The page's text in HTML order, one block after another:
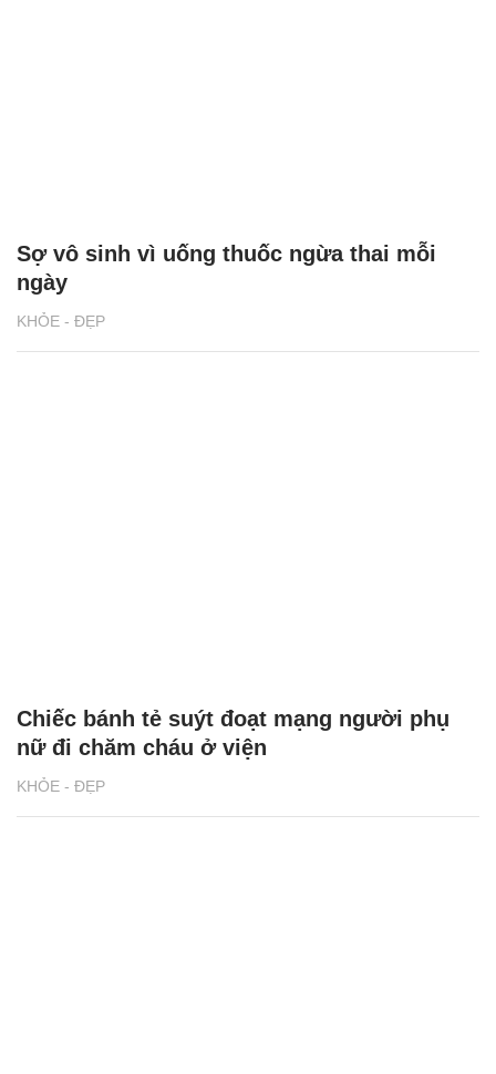
KHỎE - ĐẸP
Sợ vô sinh vì uống thuốc ngừa thai mỗi
ngày
KHỎE - ĐẸP
Chiếc bánh tẻ suýt đoạt mạng người phụ
nữ đi chăm cháu ở viện